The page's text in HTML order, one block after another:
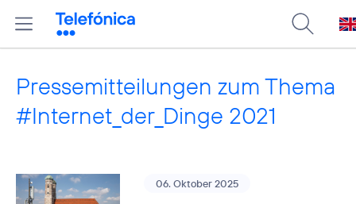
Pressemitteilungen zum Thema
#Internet_der_Dinge 2021
06. Oktober 2025